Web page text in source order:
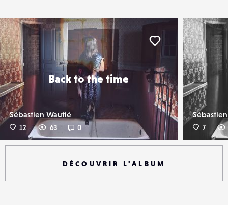
Back to the time
Sébastien Wautié
12 63 0
Liker
7
DÉCOUVRIR L'ALBUM